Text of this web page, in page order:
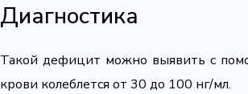
Диагностика
Такой дефицит можно выявить с
крови колеблется от 30 до 100 нг/мл.